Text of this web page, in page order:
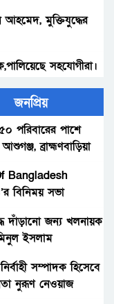
আহমেদ, মুক্তিযুদ্ধের
সহযোগীরা।
ঠিক, অদৃশ্য উৎস–
নীতিমালা মেনে
নিয়োগ দিবে
প্রতিষ্ঠান-
সামনে, কাস্টমস্
জনপ্রিয়
পরিবারের পাশে
ব্রাহ্মণবাড়িয়া
Bangladesh
বিনিময় সভা
দাঁড়ানো জন্য খলনায়ক
ইসলাম
সম্পাদক হিসেবে
নুরূণ নেওয়াজ